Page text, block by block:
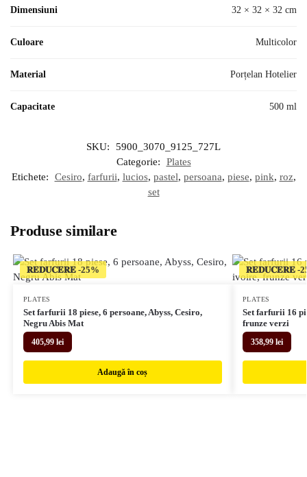
Dimensiuni 32 × 32 × 32 cm
Culoare Multicolor
Material Porțelan Hotelier
Capacitate 500 ml
SKU:
5900_3070_9125_727L
Categorie:
Plates
Etichete:
Cesiro, farfurii, lucios, pastel, persoana, piese, pink, roz,
set
Produse similare
𝐑𝐄𝐃𝐔𝐂𝐄𝐑𝐄
PLATES
Set farfurii 18 piese, 6 persoane, Abyss, Cesiro,
Negru Abis Mat
405,99 lei
Adaugă în coș
𝐑𝐄𝐃𝐔𝐂𝐄𝐑𝐄
PLATES
Set farfurii 16
frunze verzi
358,99 lei